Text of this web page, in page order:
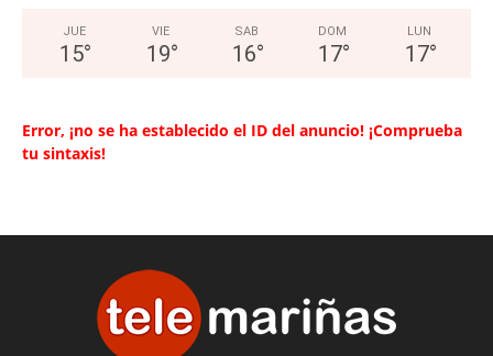
JUE
15°
VIE
19°
SAB
16°
DOM
17°
LUN
17°
Error, ¡no se ha establecido el ID del anuncio! ¡Comprueba
tu sintaxis!